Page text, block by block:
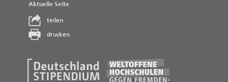
Aktuelle Seite
teilen
drucken